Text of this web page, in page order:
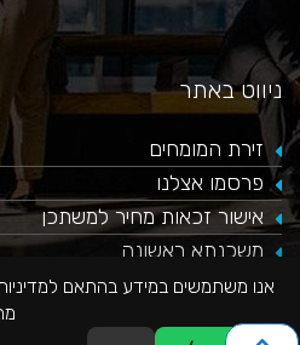
ניווט באתר
זירת המומחים
פרסמו אצלנו
אישור זכאות מחיר למשתכן
משכנתא ראשונה
משכנתא חוץ בנקאית לכל
תהליך מיחזור משכנתא
אנו משתמשים במידע בהתאם